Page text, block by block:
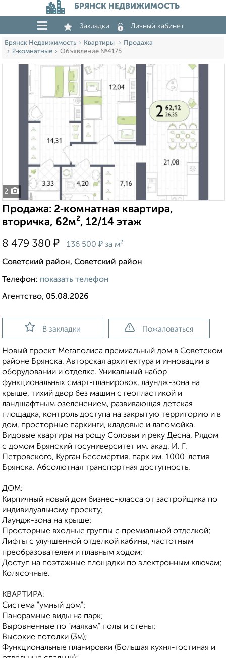
БРЯНСК НЕДВИЖИМОСТЬ
Закладки Личный кабинет
Брянск Недвижимость Квартиры
Продажа
2‑комнатные
Объявление №4175
2
Продажа: 2‑комнатная квартира,
вторичка, 62м², 12/14 этаж
8 479 380 ₽ 136 500 ₽ за м²
Советский район, Советский район
Телефон: показать телефон
Агентство, 05.08.2026
В закладки Пожаловаться
Новый проект Мегаполиса премиальный дом в Советском
районе Брянска. Авторская архитектура и инновации в
оборудовании и отделке. Уникальный набор
функциональных смарт-планировок, лаундж-зона на
крыше, тихий двор без машин с геопластикой и
ландшафтным озеленением, развивающая детская
площадка, контроль доступа на закрытую территорию и в
дом, просторные паркинги, кладовые и лапомойка.
Видовые квартиры на рощу Соловьи и реку Десна, Рядом
с домом Брянский госуниверситет им. акад. И. Г.
Петровского, Курган Бессмертия, парк им. 1000-летия
Брянска. Абсолютная транспортная доступность.
ДОМ:
Кирпичный новый дом бизнес-класса от застройщика по
индивидуальному проекту;
Лаундж-зона на крыше;
Просторные входные группы с премиальной отделкой;
Лифты с улучшенной отделкой кабины, частотным
преобразователем и плавным ходом;
Доступ на поэтажные площадки по электронным ключам;
Колясочные.
КВАРТИРА:
Система "умный дом";
Панорамные виды на парк;
Выровненные по "маякам" полы и стены;
Высокие потолки (3м);
Функциональные планировки (Большая кухня-гостиная и